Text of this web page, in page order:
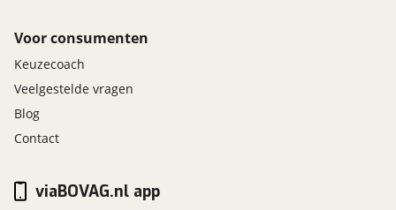
Voor consumenten
Keuzecoach
Veelgestelde vragen
Blog
Contact
viaBOVAG.nl app